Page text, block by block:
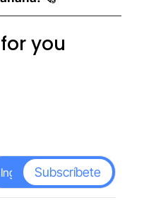
you
Subscríbete